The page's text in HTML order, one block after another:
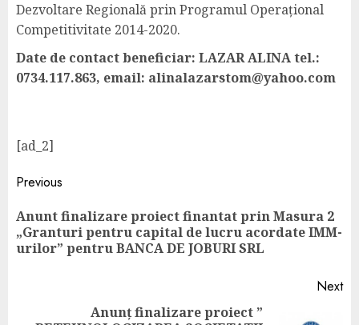
Dezvoltare Regională prin Programul Operațional
Competitivitate 2014-2020.
Date de contact beneficiar: LAZAR ALINA tel.:
0734.117.863, email: alinalazarstom@yahoo.com
[ad_2]
Previous
Anunt finalizare proiect finantat prin Masura 2
„Granturi pentru capital de lucru acordate IMM-
urilor” pentru BANCA DE JOBURI SRL
Next
Anunț finalizare proiect ”